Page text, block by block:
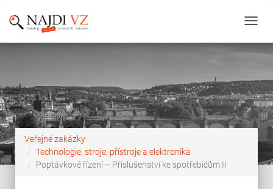
Veřejné zakázky
Technologie, stroje, přístroje a elektronika
Poptávkové řízení – Příslušenství ke spotřebičům II